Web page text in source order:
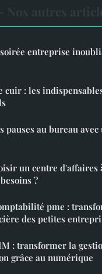
entreprise
cuir : les
pauses au bureau
un centre d'affaires
?
pme :
des petites
: transformer la
grâce au numérique